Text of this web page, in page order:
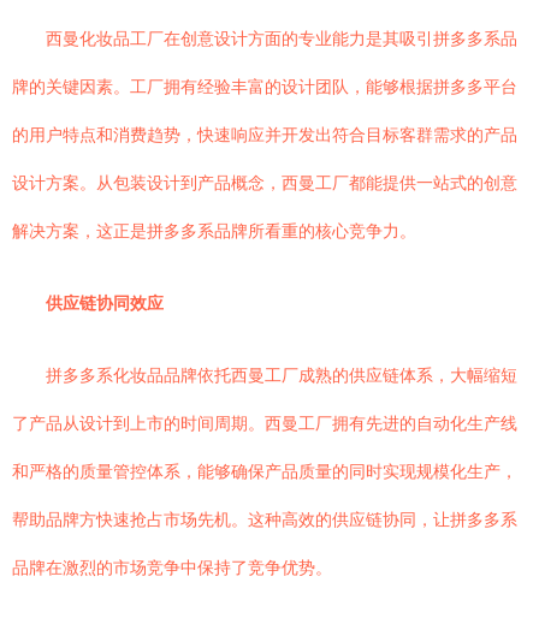
西曼化妆品工厂在创意设计方面的专业能力是其吸引拼多多系品
牌的关键因素。工厂拥有经验丰富的设计团队，能够根据拼多多平台
的用户特点和消费趋势，快速响应并开发出符合目标客群需求的产品
设计方案。从包装设计到产品概念，西曼工厂都能提供一站式的创意
解决方案，这正是拼多多系品牌所看重的核心竞争力。
供应链协同效应
拼多多系化妆品品牌依托西曼工厂成熟的供应链体系，大幅缩短
了产品从设计到上市的时间周期。西曼工厂拥有先进的自动化生产线
和严格的质量管控体系，能够确保产品质量的同时实现规模化生产，
帮助品牌方快速抢占市场先机。这种高效的供应链协同，让拼多多系
品牌在激烈的市场竞争中保持了竞争优势。